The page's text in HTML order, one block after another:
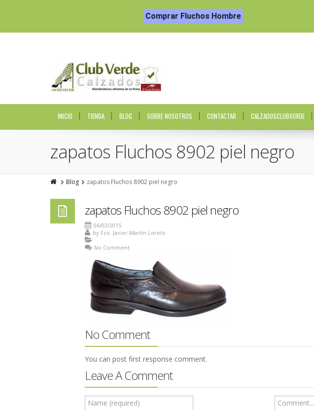
Comprar Fluchos Hombre
INICIO TIENDA BLOG SOBRE NOSOTROS CONTACTAR CALZADOSCLUBVERDE
zapatos Fluchos 8902 piel negro
Blog zapatos Fluchos 8902 piel negro
zapatos Fluchos 8902 piel negro
06/03/2015
by Fco. Javier Martín Loreto
No Comment
No Comment
You can post first response comment.
Leave A Comment
Name (required) Comment...